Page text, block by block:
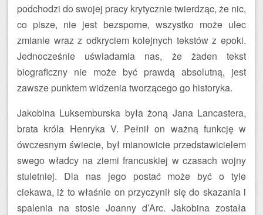
podchodzi do swojej pracy krytycznie twierdząc, że nic,
co pisze, nie jest bezsporne, wszystko może ulec
zmianie wraz z odkryciem kolejnych tekstów z epoki.
Jednocześnie uświadamia nas, że żaden tekst
biograficzny nie może być prawdą absolutną, jest
zawsze punktem widzenia tworzącego go historyka.
Jakobina Luksemburska była żoną Jana Lancastera,
brata króla Henryka V. Pełnił on ważną funkcję w
ówczesnym świecie, był mianowicie przedstawicielem
swego władcy na ziemi francuskiej w czasach wojny
stuletniej. Dla nas jego postać może być o tyle
ciekawa, iż to właśnie on przyczynił się do skazania i
spalenia na stosie Joanny d’Arc. Jakobina została